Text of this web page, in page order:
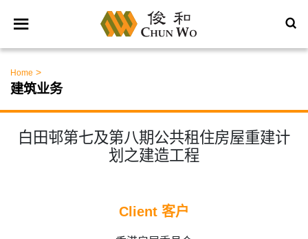
Home >
建筑业务
白田邨第七及第八期公共租住房屋重建计
划之建造工程
Client 客户